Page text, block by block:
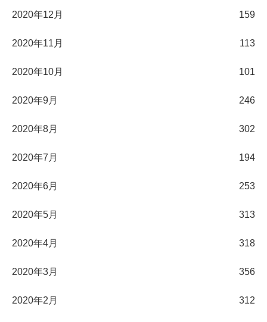
2020年12月 159
2020年11月 113
2020年10月 101
2020年9月 246
2020年8月 302
2020年7月 194
2020年6月 253
2020年5月 313
2020年4月 318
2020年3月 356
2020年2月 312